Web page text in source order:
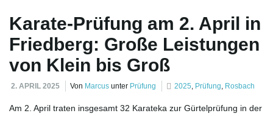
h
Karate-Prüfung am 2. April in
Friedberg: Große Leistungen
von Klein bis Groß
2. APRIL 2025 Von Marcus unter Prüfung 2025, Prüfung, Rosbach
Am 2. April traten insgesamt 32 Karateka zur Gürtelprüfung in der